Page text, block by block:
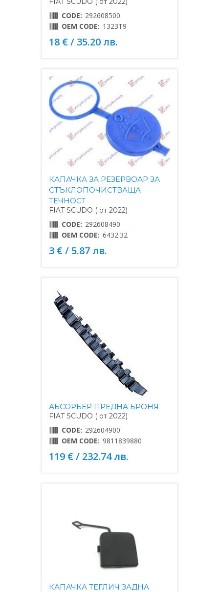
CODE: 292608500
OEM CODE: 1323T9
18 € / 35.20 лв.
КАПАЧКА ЗА РЕЗЕРВОАР ЗА
СТЪКЛОПОЧИСТВАЩА
ТЕЧНОСТ
FIAT SCUDO ( от 2022)
CODE: 292608490
OEM CODE: 6432.32
3 € / 5.87 лв.
АБСОРБЕР ПРЕДНА БРОНЯ
FIAT SCUDO ( от 2022)
CODE: 292604900
OEM CODE: 9811839880
119 € / 232.74 лв.
КАПАЧКА ТЕГЛИЧ ЗАДНА